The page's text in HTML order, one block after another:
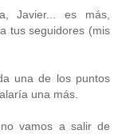
Javier... es más,
tus seguidores (mis
una de los puntos
una más.
vamos a salir de